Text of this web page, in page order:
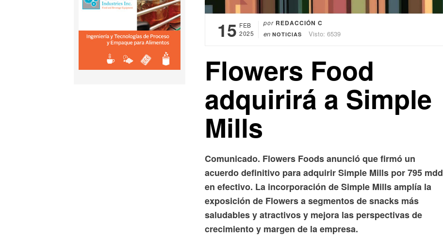
15 FEB
2025
por REDACCIÓN C
en NOTICIAS Visto: 6539
Flowers Food
adquirirá a Simple
Mills
Comunicado. Flowers Foods anunció que firmó un
acuerdo definitivo para adquirir Simple Mills por 795 mdd
en efectivo. La incorporación de Simple Mills amplía la
exposición de Flowers a segmentos de snacks más
saludables y atractivos y mejora las perspectivas de
crecimiento y margen de la empresa.